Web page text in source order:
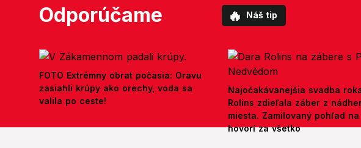
Odporúčame 🔥 Náš tip
FOTO Extrémny obrat počasia: Oravu
zasiahli krúpy ako orechy, voda sa
valila po ceste!
Najočakávanejšia svadba
Rolins zdieľala záber z
miesta. Zamilovaný pohľad na
hovorí za všetko